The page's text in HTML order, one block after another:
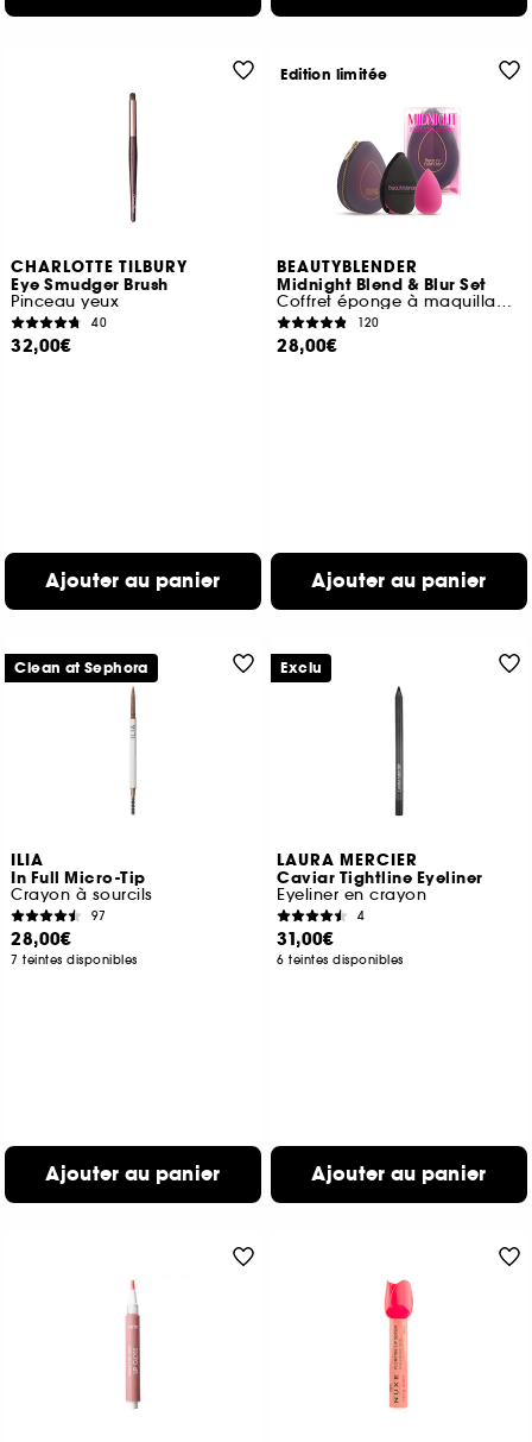
CHARLOTTE TILBURY
Eye Smudger Brush
Pinceau yeux
40
32,00€
Ajouter au panier
BEAUTYBLENDER
Midnight Blend & Blur Set
Coffret éponge à maquillage, houppette et trousse
120
28,00€
Ajouter au panier
Edition limitée
ILIA
In Full Micro-Tip
Crayon à sourcils
97
28,00€
7 teintes disponibles
Ajouter au panier
Clean at Sephora
LAURA MERCIER
Caviar Tightline Eyeliner
Eyeliner en crayon
4
31,00€
6 teintes disponibles
Ajouter au panier
Exclu